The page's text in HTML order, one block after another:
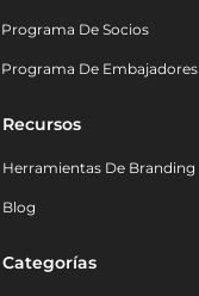
Programa De Socios
Programa De Embajadores
Recursos
Herramientas De Branding
Blog
Categorías